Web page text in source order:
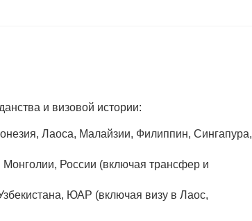
и визовой истории:
Лаоса, Малайзии, Филиппин, Сингапура,
России (включая трансфер и
ЮАР (включая визу в Лаоc,